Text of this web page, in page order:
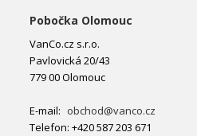
Pobočka Olomouc
VanCo.cz s.r.o.
Pavlovická 20/43
779 00 Olomouc
E-mail: obchod@vanco.cz
Telefon: +420 587 203 671